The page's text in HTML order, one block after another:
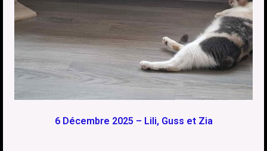
6 Décembre 2025 – Lili, Guss et Zia